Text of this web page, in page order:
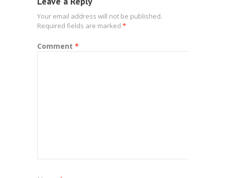
Your email address will not be published.
Required fields are marked *
Comment *